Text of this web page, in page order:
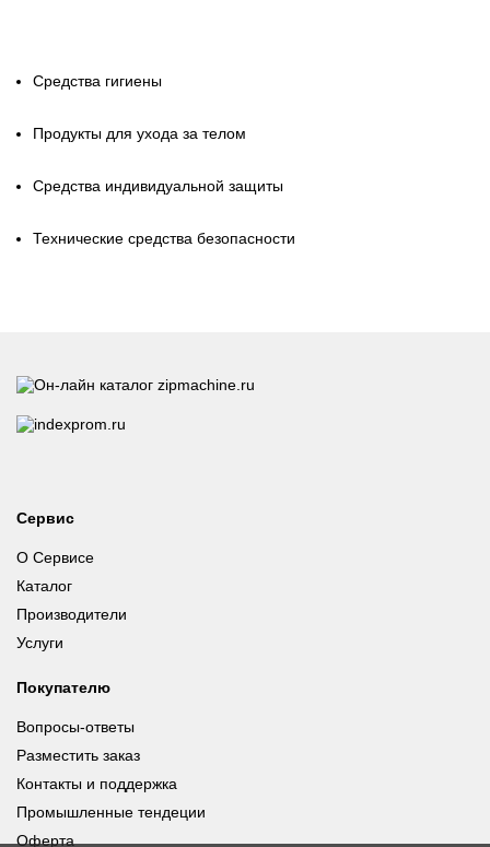
Средства гигиены
Продукты для ухода за телом
Средства индивидуальной защиты
Технические средства безопасности
Сервис
О Сервисе
Каталог
Производители
Услуги
Покупателю
Вопросы-ответы
Разместить заказ
Контакты и поддержка
Промышленные тендеции
Оферта